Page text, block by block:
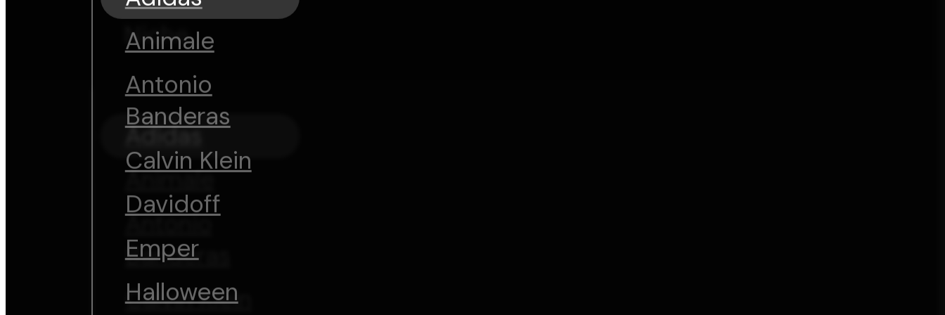
Niche
Adidas
Animale
Antonio
Banderas
Calvin Klein
Animale
Antonio
Banderas
Calvin Klein
Davidoff
Emper
Halloween